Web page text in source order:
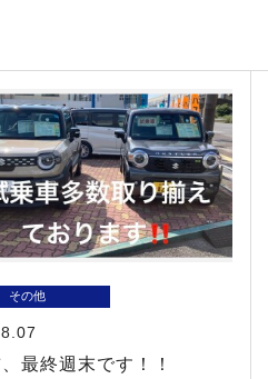
その他
最終週末です！！